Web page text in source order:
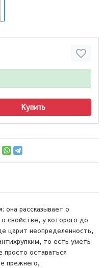
Купить
рассказывает о
свойстве, у которого до
царит неопределенность,
то есть уметь
просто оставаться
прежнего,